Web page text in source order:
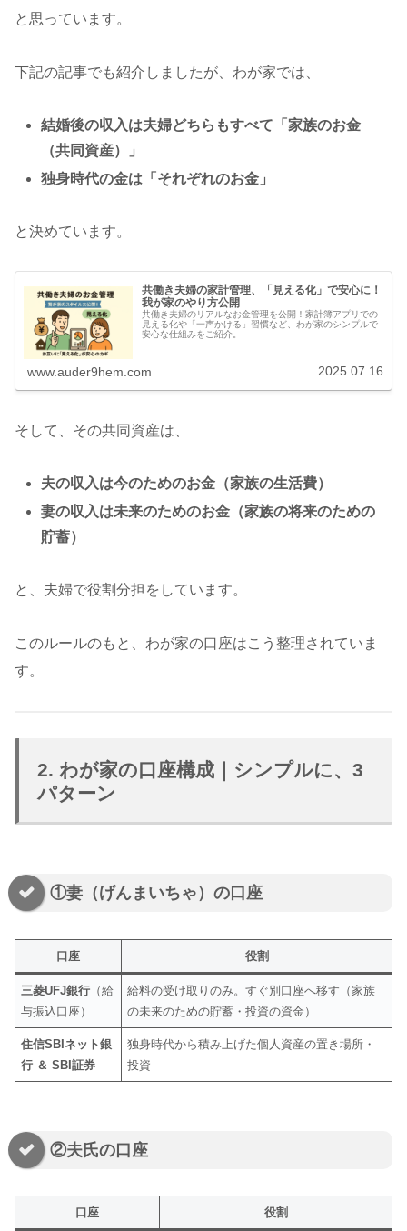
と思っています。
下記の記事でも紹介しましたが、わが家では、
結婚後の収入は夫婦どちらもすべて「家族のお金
（共同資産）」
独身時代の金は「それぞれのお金」
と決めています。
共働き夫婦の家計管理、「見える化」で安心に！
我が家のやり方公開
共働き夫婦のリアルなお金管理を公開！家計簿アプリでの
見える化や「一声かける」習慣など、わが家のシンプルで
安心な仕組みをご紹介。
www.auder9hem.com 2025.07.16
そして、その共同資産は、
夫の収入は今のためのお金（家族の生活費）
妻の収入は未来のためのお金（家族の将来のための
貯蓄）
と、夫婦で役割分担をしています。
このルールのもと、わが家の口座はこう整理されていま
す。
2. わが家の口座構成｜シンプルに、3
パターン
①妻（げんまいちゃ）の口座
口座 役割
三菱UFJ銀行 （給
与振込口座）
給料の受け取りのみ。すぐ別口座へ移す（家族
の未来のための貯蓄・投資の資金）
住信SBIネット銀
行 ＆ SBI証券
独身時代から積み上げた個人資産の置き場所・
投資
②夫氏の口座
口座 役割